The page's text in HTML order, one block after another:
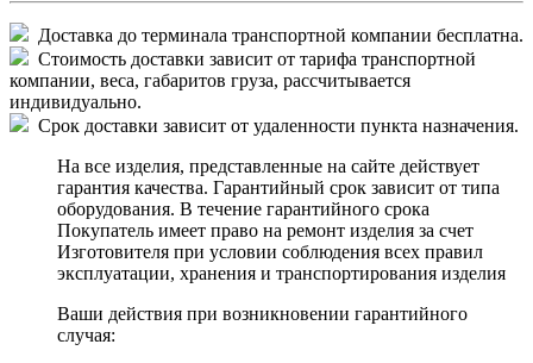
Доставка до терминала транспортной компании бесплатна.
Стоимость доставки зависит от тарифа транспортной
компании, веса, габаритов груза, рассчитывается
индивидуально.
Срок доставки зависит от удаленности пункта назначения.
На все изделия, представленные на сайте действует
гарантия качества. Гарантийный срок зависит от типа
оборудования. В течение гарантийного срока
Покупатель имеет право на ремонт изделия за счет
Изготовителя при условии соблюдения всех правил
эксплуатации, хранения и транспортирования изделия
Ваши действия при возникновении гарантийного
случая: